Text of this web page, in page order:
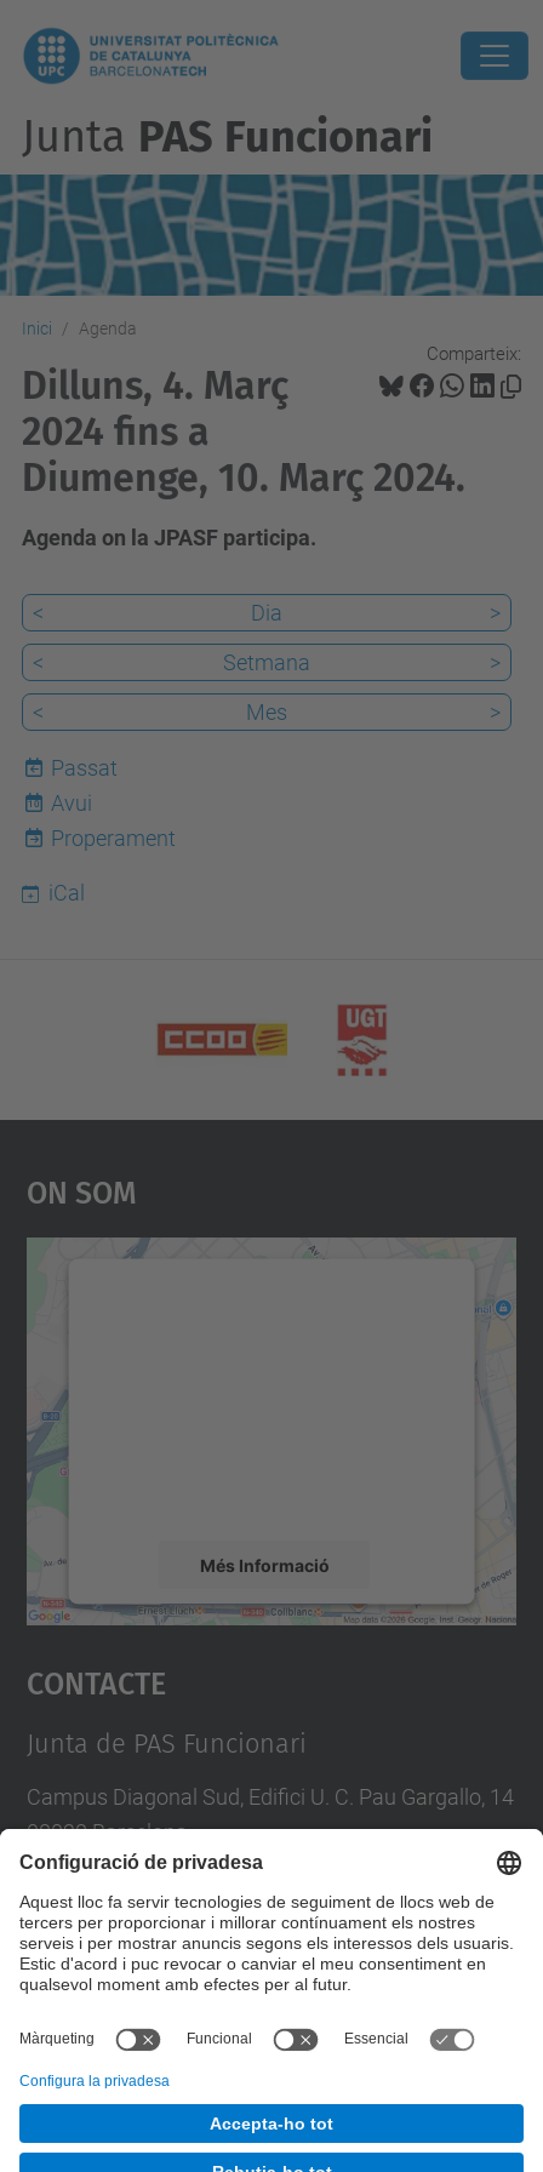
Junta PAS Funcionari
Inici Agenda
Comparteix:
Dilluns, 4. Març
2024 fins a
Diumenge, 10. Març 2024.
Agenda on la JPASF participa.
< Dia
>
<
Setmana
>
<
Mes >
Passat
10
Avui
Properament
iCal
On Som
Més Informació
Accepta
powered by
Contacte
Junta de PAS Funcionari
Campus Diagonal Sud, Edifici U. C. Pau Gargallo, 14
08028 Barcelona
E-mail :junta.pasf@upc.edu
Formulari de contacte
Junta PAS Funcionari